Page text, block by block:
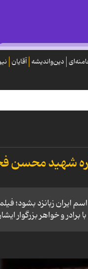
دین‌واندیشه آقایان
شهید محسن
ایران زبانزد بشود؛
و خواهر بزرگوار